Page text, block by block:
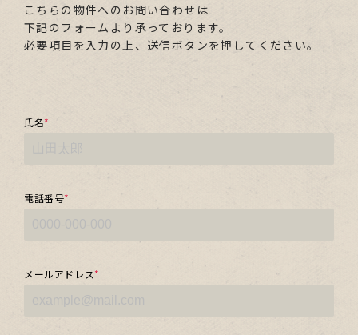
こちらの物件へのお問い合わせは
下記のフォームより承っております。
必要項目を入力の上、送信ボタンを押してください。
氏名*
電話番号*
メールアドレス*